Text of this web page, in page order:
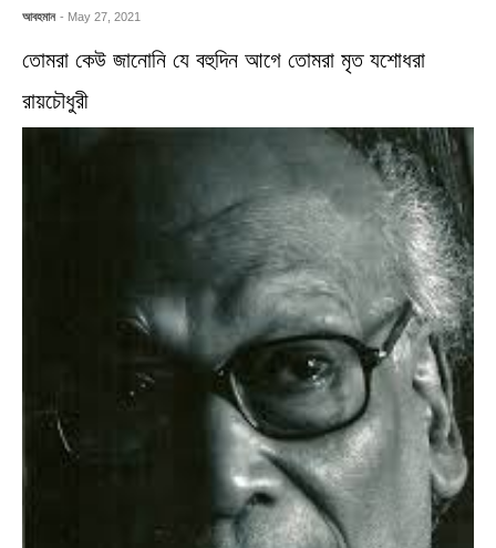
আবহমান - May 27, 2021
তোমরা কেউ জানোনি যে বহুদিন আগে তোমরা মৃত যশোধরা
রায়চৌধুরী